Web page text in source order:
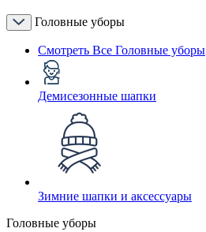
Головные уборы
Смотреть Все Головные уборы
Демисезонные шапки
Зимние шапки и аксессуары
Головные уборы